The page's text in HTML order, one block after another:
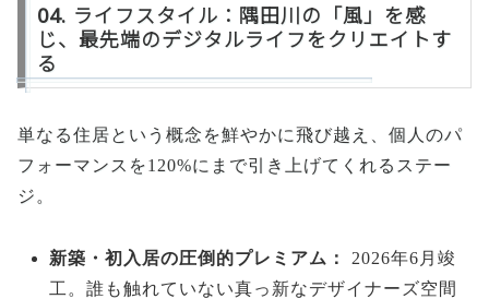
04. ライフスタイル：隅田川の「風」を感
じ、最先端のデジタルライフをクリエイトす
る
単なる住居という概念を鮮やかに飛び越え、個人のパ
フォーマンスを120%にまで引き上げてくれるステー
ジ。
新築・初入居の圧倒的プレミアム：
2026年6月竣
工。誰も触れていない真っ新なデザイナーズ空間